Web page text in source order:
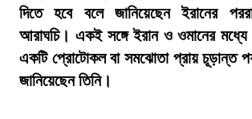
দিতে হবে বলে জানিয়েছেন ইরানের
আরাঘচি। একই সঙ্গে ইরান ও ওমানের
একটি প্রোটোকল বা সমঝোতা প্রায় চূড়ান্ত
জানিয়েছেন তিনি।